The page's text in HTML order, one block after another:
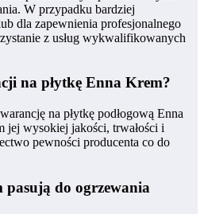
W przypadku bardziej
dla zapewnienia profesjonalnego
z usług wykwalifikowanych
na płytkę Enna Krem?
na płytkę podłogową Enna
jej wysokiej jakości, trwałości i
pewności producenta co do
do ogrzewania